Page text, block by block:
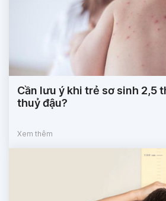
Cần lưu ý khi trẻ sơ sinh 2,5
thuỷ đậu?
Xem thêm